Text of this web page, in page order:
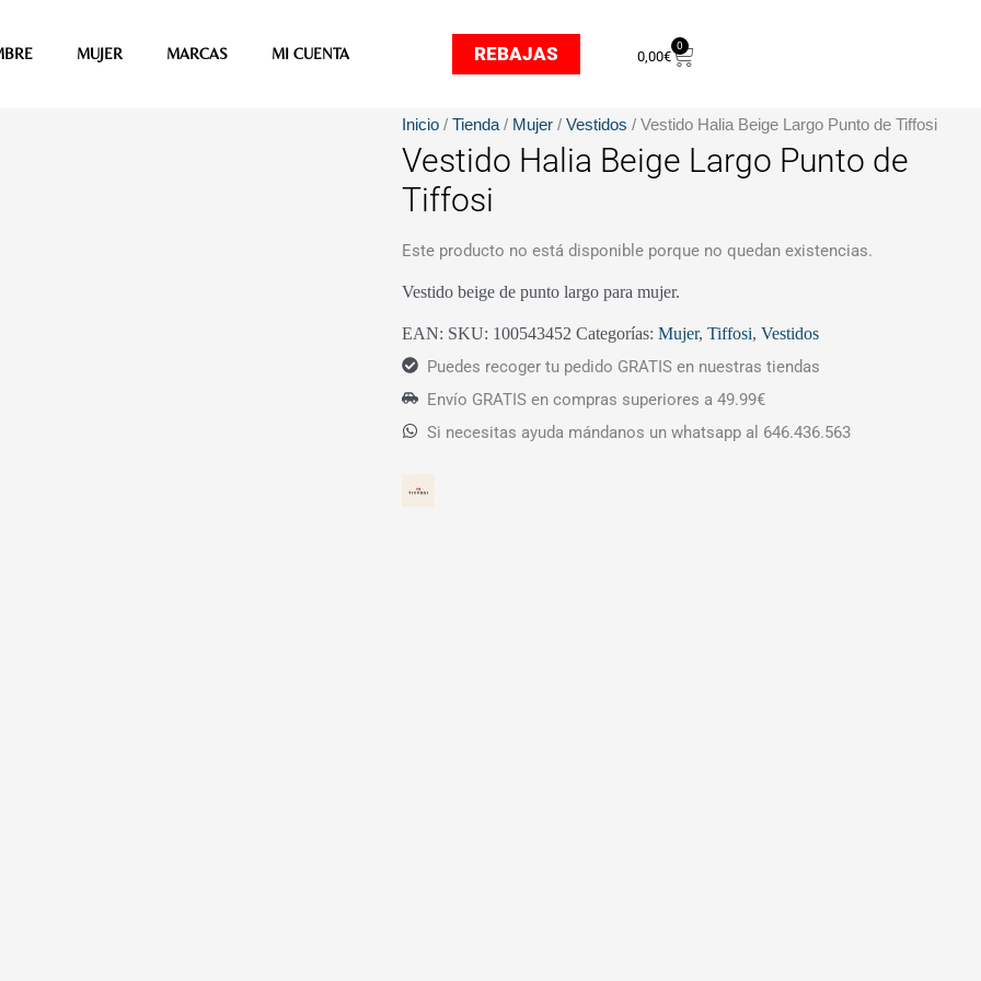
MUJER MARCAS MI CUENTA REBAJAS 0,00€
0
Carrito
Inicio /Tienda / Mujer /Vestidos / Vestido Halia Beige Largo Punto de Tiffosi
Vestido Halia Beige Largo Punto de
Tiffosi
Este producto no está disponible porque no quedan existencias.
Vestido beige de punto largo para mujer.
EAN: SKU: 100543452 Categorías:Mujer,Tiffosi,Vestidos
Puedes recoger tu pedido GRATIS en nuestras tiendas
Envío GRATIS en compras superiores a 49.99€
Si necesitas ayuda mándanos un whatsapp al 646.436.563